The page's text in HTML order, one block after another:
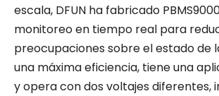
escala, DFUN ha fabricado
monitoreo en tiempo real para
preocupaciones sobre el estado de
una máxima eficiencia, tiene una
y opera con dos voltajes diferentes,